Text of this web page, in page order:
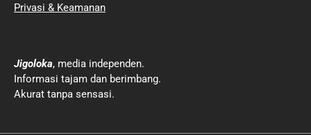
Privasi & Keamanan
Jigoloka, media independen.
Informasi tajam dan berimbang.
Akurat tanpa sensasi.